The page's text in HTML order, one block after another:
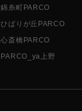
錦糸町PARCO
ひばりが丘PARCO
心斎橋PARCO
PARCO_ya上野